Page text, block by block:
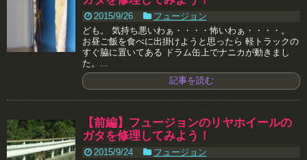
2015/9/26
フュージョン
ども。 気持ち悪いわぁ・・・・怖いわぁ・・・・。
お昼ご飯を食べに出掛けようと思ったら 軽トラックの
すぐ脇に置いてある ドラム缶上でナニカが動きまし
た。...
記事を読む
【前編】フュージョンのリヤホイールの
ガタを修理してみよう！
2015/9/24
フュージョン